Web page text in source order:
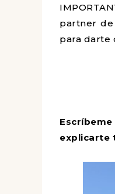
partner de
para darte
explicarte